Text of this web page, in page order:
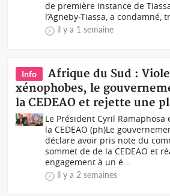
de première instance de
l’Agneby-Tiassa, a condamné,
il y a 1 semaine
Info
Afrique du Sud :
xénophobes, le
la CEDEAO et rejette une
Le Président Cyril
la CEDEAO (ph)Le
déclare avoir pris note du
sommet de de la CEDEAO et
engagement à un é...
il y a 2 semaines